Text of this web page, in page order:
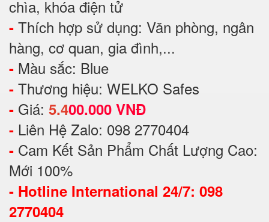
chìa, khóa điện tử
- Thích hợp sử dụng: Văn phòng, ngân
hàng, cơ quan, gia đình,...
- Màu sắc: Blue
- Thương hiệu: WELKO Safes
- Giá: 5.400.000 VNĐ
- Liên Hệ Zalo: 098 2770404
- Cam Kết Sản Phẩm Chất Lượng Cao:
Mới 100%
- Hotline International 24/7: 098
2770404